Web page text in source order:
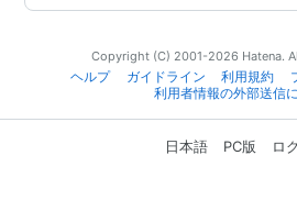
Copyright (C) 2001-2026 Hatena.
ヘルプ
ガイドライン 利用規約
利用者情報の外部送信
日本語 PC版 ロ